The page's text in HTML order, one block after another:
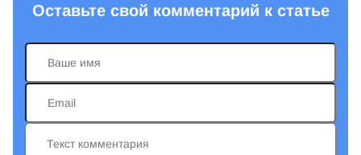
Оставьте свой комментарий к статье